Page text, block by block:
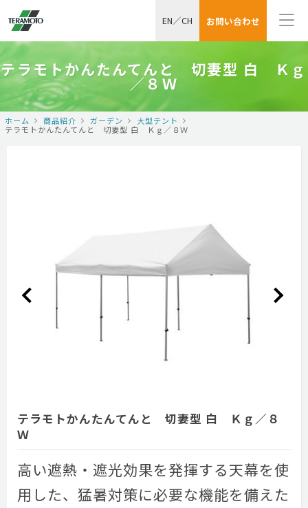
お問い合わせ
EN／CH
テラモトかんたんてんと 切妻型 白 Ｋｇ
／８Ｗ
ホーム 商品紹介 ガーデン
大型テント
テラモトかんたんてんと 切妻型 白 Ｋｇ／８Ｗ
テラモトかんたんてんと 切妻型 白 Ｋｇ／８
Ｗ
高い遮熱・遮光効果を発揮する天幕を使
用した、猛暑対策に必要な機能を備えた